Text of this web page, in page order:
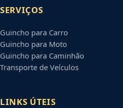
SERVIÇOS
Guincho para Carro
Guincho para Moto
Guincho para Caminhão
Transporte de Veículos
LINKS ÚTEIS